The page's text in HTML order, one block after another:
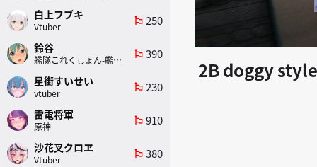
2B doggy style
白上フブキ
Vtuber
emoji_flags 250
鈴谷
艦隊これくしょん-艦これ-
emoji_flags 390
星街すいせい
vtuber
emoji_flags 230
雷電将軍
原神
emoji_flags 910
沙花叉クロヱ
Vtuber
emoji_flags 380